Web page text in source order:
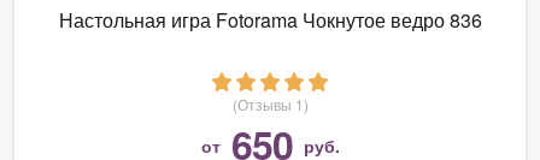
Настольная игра Fotorama Чокнутое ведро 836
(Отзывы 1)
от 650 руб.